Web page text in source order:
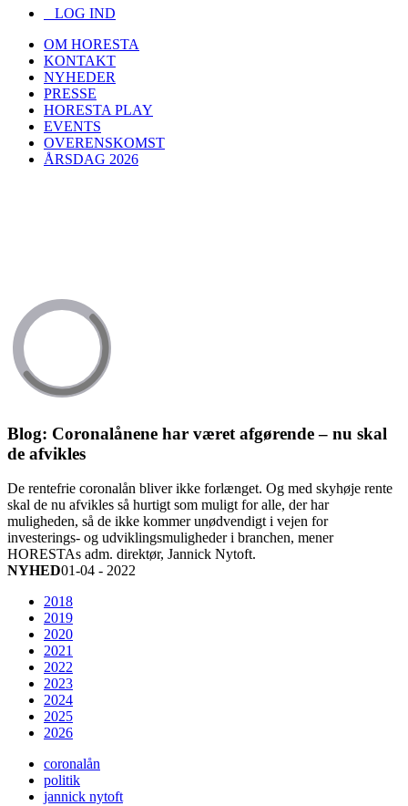
LOG IND
OM HORESTA
KONTAKT
NYHEDER
PRESSE
HORESTA PLAY
EVENTS
OVERENSKOMST
ÅRSDAG 2026
Blog: Coronalånene har været afgørende – nu skal
de afvikles
De rentefrie coronalån bliver ikke forlænget. Og med skyhøje rente
skal de nu afvikles så hurtigt som muligt for alle, der har
muligheden, så de ikke kommer unødvendigt i vejen for
investerings- og udviklingsmuligheder i branchen, mener
HORESTAs adm. direktør, Jannick Nytoft.
NYHED01-04 - 2022
2018
2019
2020
2021
2022
2023
2024
2025
2026
coronalån
politik
jannick nytoft